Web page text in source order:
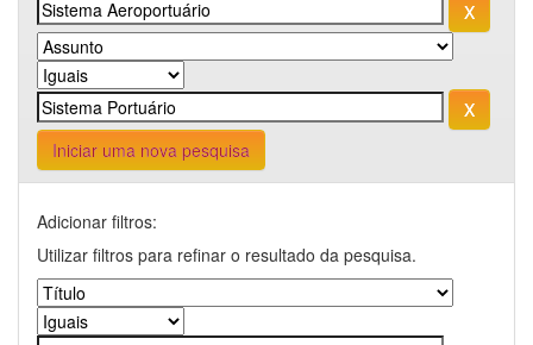
Iniciar uma nova pesquisa
Adicionar filtros:
Utilizar filtros para refinar o resultado da pesquisa.